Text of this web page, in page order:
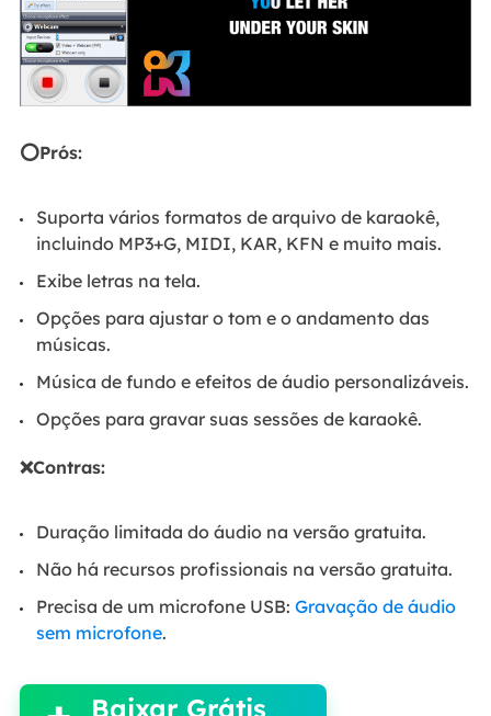
⭕Prós:
Suporta vários formatos de arquivo de karaokê,
incluindo MP3+G, MIDI, KAR, KFN e muito mais.
Exibe letras na tela.
Opções para ajustar o tom e o andamento das
músicas.
Música de fundo e efeitos de áudio personalizáveis.
Opções para gravar suas sessões de karaokê.
❌Contras:
Duração limitada do áudio na versão gratuita.
Não há recursos profissionais na versão gratuita.
Precisa de um microfone USB: Gravação de áudio
sem microfone.

Baixar Grátis